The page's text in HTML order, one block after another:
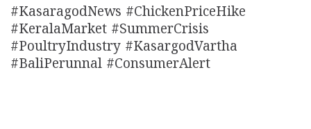
#KasaragodNews #ChickenPriceHike
#KeralaMarket #SummerCrisis
#PoultryIndustry #KasargodVartha
#BaliPerunnal #ConsumerAlert